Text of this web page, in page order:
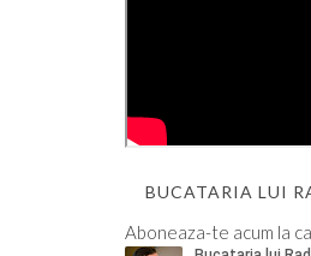
BUCATARIA LUI
Aboneaza-te acum la